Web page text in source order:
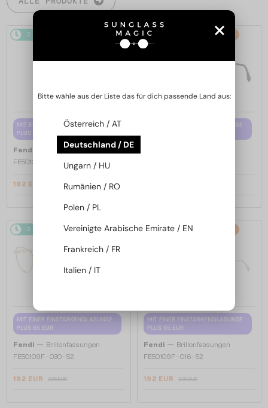
2-4 WERKTAGE
MIT EINER EINSTÄRKENGLASLINSE
PLUS 65 EUR
Fendi
Brillenfassungen
FE50100I - 001 - 53
192 EUR 226 EUR
-15%
MIT EINER EINSTÄRKENGLASLINSE
2-4 WERKTAGE -15%
MIT EINER EINSTÄRKENGLASLINSE
PLUS 65 EUR
Fendi — Brillenfassungen
FE50109F - 030 - 52
192 EUR 226 EUR
2-4 WERKTAGE
MIT EINER EINSTÄRKENGLASLINSE
PLUS 65 EUR
Fendi — Brillenfassungen
FE50109F - 016 - 52
192 EUR 226 EUR
Bitte wähle aus der Liste das für dich passende Land aus:
Österreich / AT
Deutschland / DE
Ungarn / HU
Rumänien / RO
Polen / PL
Vereinigte Arabische Emirate / EN
Frankreich / FR
Italien / IT